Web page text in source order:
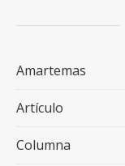
Amartemas
Artículo
Columna